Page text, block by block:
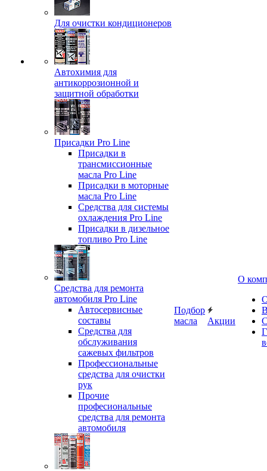
Для очистки кондиционеров
Автохимия для
антикоррозионной и
защитной обработки
Присадки Pro Line
Присадки в
трансмиссионные
масла Pro Line
Присадки в моторные
масла Pro Line
Средства для системы
охлаждения Pro Line
Присадки в дизельное
топливо Pro Line
Средства для ремонта
автомобиля Pro Line
Автосервисные
составы
Средства для
обслуживания
сажевых фильтров
Профессиональные
средства для очистки
рук
Прочие
професиональные
средства для ремонта
автомобиля
Подбор
масла
Акции
О